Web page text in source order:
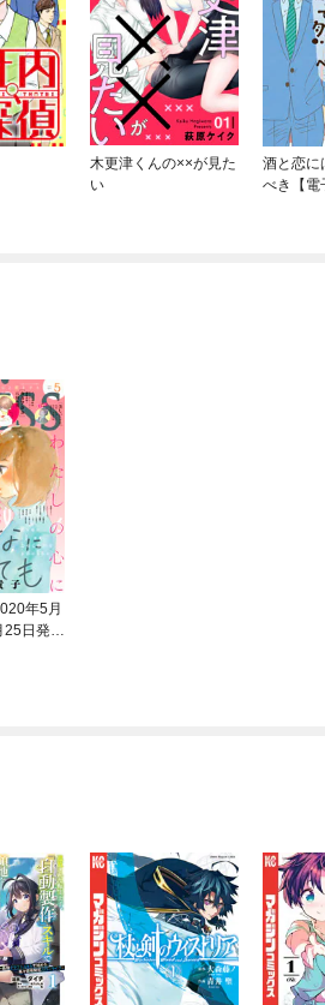
木更津くんの××が見た
い
酒と恋に
べき【電
年5月
25日発